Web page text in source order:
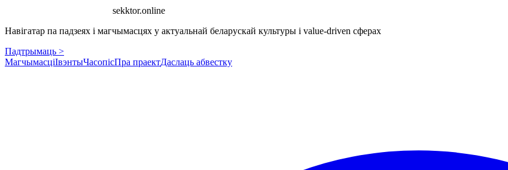
sekktor.online
Навігатар па падзеях і магчымасцях у актуальнай беларускай культуры і value-driven сферах
Падтрымаць >
МагчымасціІвэнтыЧасопісПра праектДаслаць абвестку